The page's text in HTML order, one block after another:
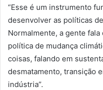
“Esse é um instrumento
desenvolver as políticas
Normalmente, a gente
política de mudança
coisas, falando em
desmatamento, transição
indústria”.